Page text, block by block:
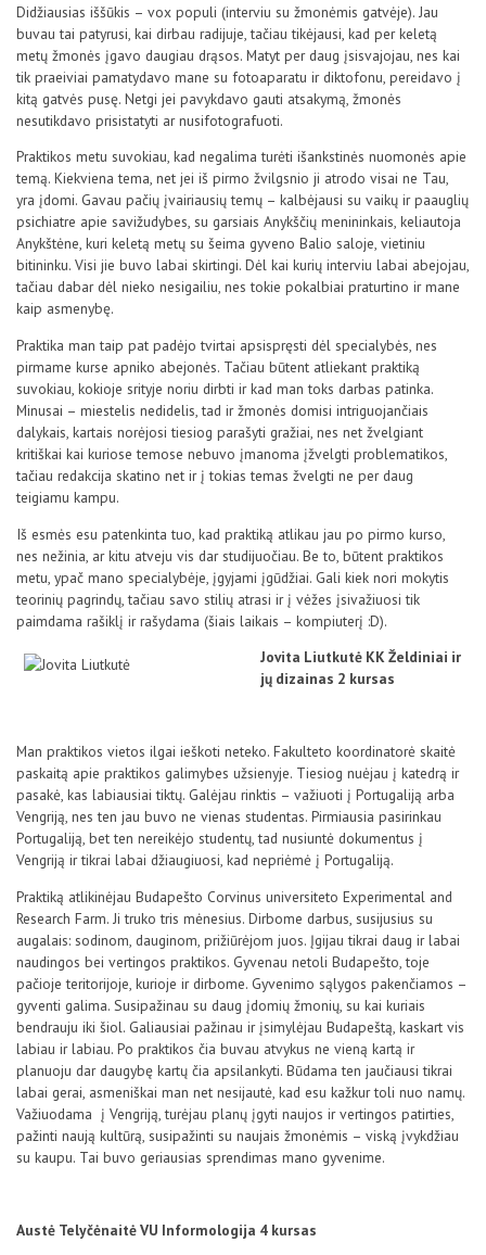
Didžiausias iššūkis – vox populi (interviu su žmonėmis gatvėje). Jau
buvau tai patyrusi, kai dirbau radijuje, tačiau tikėjausi, kad per keletą
metų žmonės įgavo daugiau drąsos. Matyt per daug įsisvajojau, nes kai
tik praeiviai pamatydavo mane su fotoaparatu ir diktofonu, pereidavo į
kitą gatvės pusę. Netgi jei pavykdavo gauti atsakymą, žmonės
nesutikdavo prisistatyti ar nusifotografuoti.
Praktikos metu suvokiau, kad negalima turėti išankstinės nuomonės apie
temą. Kiekviena tema, net jei iš pirmo žvilgsnio ji atrodo visai ne Tau,
yra įdomi. Gavau pačių įvairiausių temų – kalbėjausi su vaikų ir paauglių
psichiatre apie savižudybes, su garsiais Anykščių menininkais, keliautoja
Anykštėne, kuri keletą metų su šeima gyveno Balio saloje, vietiniu
bitininku. Visi jie buvo labai skirtingi. Dėl kai kurių interviu labai abejojau,
tačiau dabar dėl nieko nesigailiu, nes tokie pokalbiai praturtino ir mane
kaip asmenybę.
Praktika man taip pat padėjo tvirtai apsispręsti dėl specialybės, nes
pirmame kurse apniko abejonės. Tačiau būtent atliekant praktiką
suvokiau, kokioje srityje noriu dirbti ir kad man toks darbas patinka.
Minusai – miestelis nedidelis, tad ir žmonės domisi intriguojančiais
dalykais, kartais norėjosi tiesiog parašyti gražiai, nes net žvelgiant
kritiškai kai kuriose temose nebuvo įmanoma įžvelgti problematikos,
tačiau redakcija skatino net ir į tokias temas žvelgti ne per daug
teigiamu kampu.
Iš esmės esu patenkinta tuo, kad praktiką atlikau jau po pirmo kurso,
nes nežinia, ar kitu atveju vis dar studijuočiau. Be to, būtent praktikos
metu, ypač mano specialybėje, įgyjami įgūdžiai. Gali kiek nori mokytis
teorinių pagrindų, tačiau savo stilių atrasi ir į vėžes įsivažiuosi tik
paimdama rašiklį ir rašydama (šiais laikais – kompiuterį :D).
Jovita Liutkutė KK Želdiniai ir
jų dizainas 2 kursas
Man praktikos vietos ilgai ieškoti neteko. Fakulteto koordinatorė skaitė
paskaitą apie praktikos galimybes užsienyje. Tiesiog nuėjau į katedrą ir
pasakė, kas labiausiai tiktų. Galėjau rinktis – važiuoti į Portugaliją arba
Vengriją, nes ten jau buvo ne vienas studentas. Pirmiausia pasirinkau
Portugaliją, bet ten nereikėjo studentų, tad nusiuntė dokumentus į
Vengriją ir tikrai labai džiaugiuosi, kad nepriėmė į Portugaliją.
Praktiką atlikinėjau Budapešto Corvinus universiteto Experimental and
Research Farm. Ji truko tris mėnesius. Dirbome darbus, susijusius su
augalais: sodinom, dauginom, prižiūrėjom juos. Įgijau tikrai daug ir labai
naudingos bei vertingos praktikos. Gyvenau netoli Budapešto, toje
pačioje teritorijoje, kurioje ir dirbome. Gyvenimo sąlygos pakenčiamos –
gyventi galima. Susipažinau su daug įdomių žmonių, su kai kuriais
bendrauju iki šiol. Galiausiai pažinau ir įsimylėjau Budapeštą, kaskart vis
labiau ir labiau. Po praktikos čia buvau atvykus ne vieną kartą ir
planuoju dar daugybę kartų čia apsilankyti. Būdama ten jaučiausi tikrai
labai gerai, asmeniškai man net nesijautė, kad esu kažkur toli nuo namų.
Važiuodama į Vengriją, turėjau planų įgyti naujos ir vertingos patirties,
pažinti naują kultūrą, susipažinti su naujais žmonėmis – viską įvykdžiau
su kaupu. Tai buvo geriausias sprendimas mano gyvenime.
Austė Telyčėnaitė VU Informologija 4 kursas